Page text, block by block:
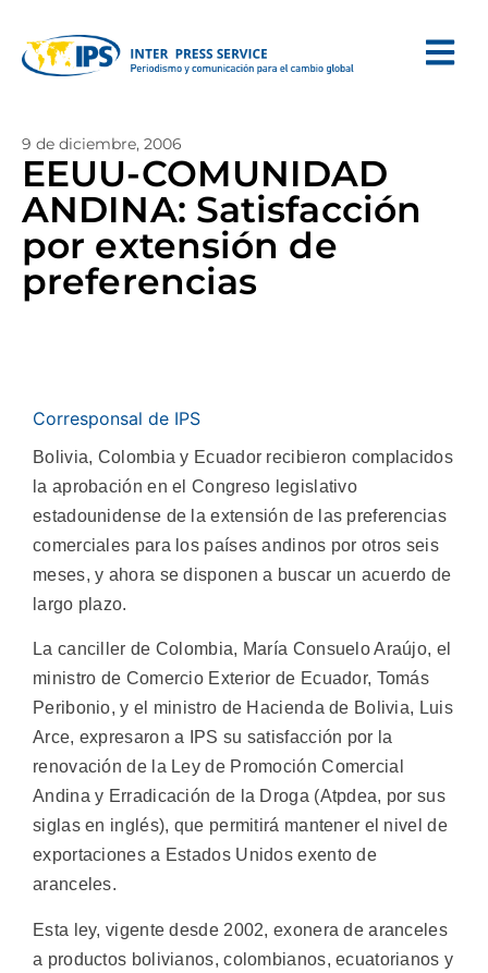
9 de diciembre, 2006
EEUU-COMUNIDAD
ANDINA: Satisfacción
por extensión de
preferencias
Corresponsal de IPS
Bolivia, Colombia y Ecuador recibieron complacidos
la aprobación en el Congreso legislativo
estadounidense de la extensión de las preferencias
comerciales para los países andinos por otros seis
meses, y ahora se disponen a buscar un acuerdo de
largo plazo.
La canciller de Colombia, María Consuelo Araújo, el
ministro de Comercio Exterior de Ecuador, Tomás
Peribonio, y el ministro de Hacienda de Bolivia, Luis
Arce, expresaron a IPS su satisfacción por la
renovación de la Ley de Promoción Comercial
Andina y Erradicación de la Droga (Atpdea, por sus
siglas en inglés), que permitirá mantener el nivel de
exportaciones a Estados Unidos exento de
aranceles.
Esta ley, vigente desde 2002, exonera de aranceles
a productos bolivianos, colombianos, ecuatorianos y